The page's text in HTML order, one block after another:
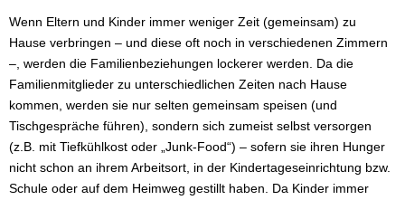
Wenn Eltern und Kinder immer weniger Zeit (gemeinsam) zu
Hause verbringen – und diese oft noch in verschiedenen Zimmern
–, werden die Familienbeziehungen lockerer werden. Da die
Familienmitglieder zu unterschiedlichen Zeiten nach Hause
kommen, werden sie nur selten gemeinsam speisen (und
Tischgespräche führen), sondern sich zumeist selbst versorgen
(z.B. mit Tiefkühlkost oder „Junk-Food“) – sofern sie ihren Hunger
nicht schon an ihrem Arbeitsort, in der Kindertageseinrichtung bzw.
Schule oder auf dem Heimweg gestillt haben. Da Kinder immer